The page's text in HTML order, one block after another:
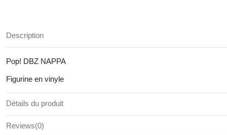
Description
Pop! DBZ NAPPA
Figurine en vinyle
Détails du produit
Reviews(0)